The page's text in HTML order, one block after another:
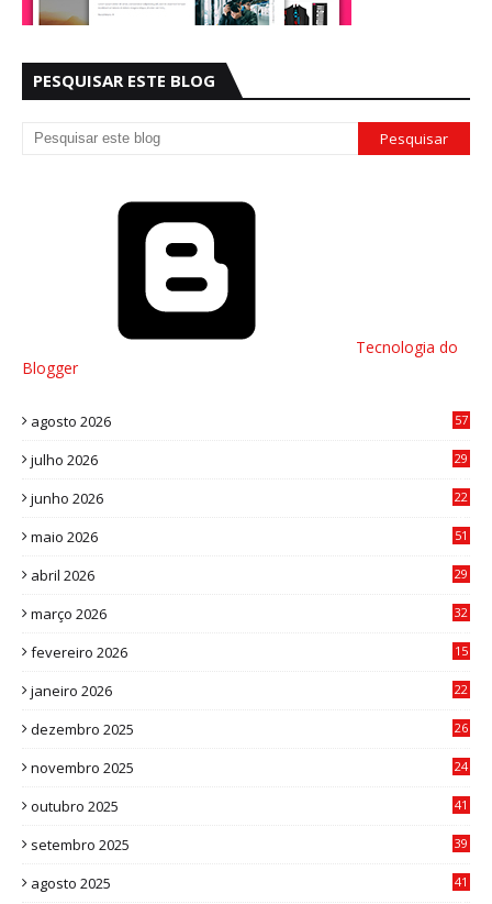
PESQUISAR ESTE BLOG
Tecnologia do
Blogger
agosto 2026 57
julho 2026
29
junho 2026
22
maio 2026
51
abril 2026
29
março 2026
32
fevereiro 2026
15
janeiro 2026
22
dezembro 2025
26
novembro 2025
24
outubro 2025
41
setembro 2025
39
agosto 2025
41